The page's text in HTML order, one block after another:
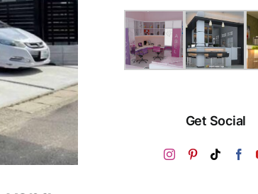
Get Social